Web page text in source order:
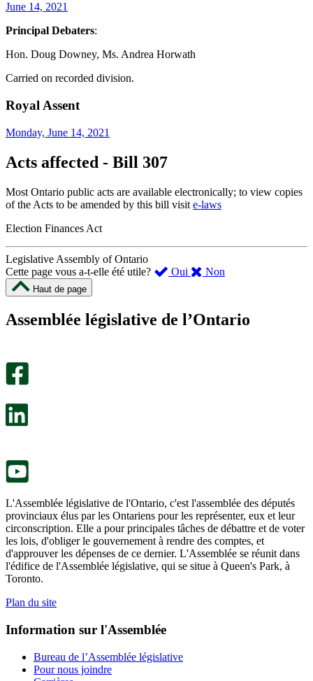
June 14, 2021
Principal Debaters:
Hon. Doug Downey, Ms. Andrea Horwath
Carried on recorded division.
Royal Assent
Monday, June 14, 2021
Acts affected - Bill 307
Most Ontario public acts are available electronically; to view copies
of the Acts to be amended by this bill visit e-laws
Election Finances Act
Legislative Assembly of Ontario
Cette page vous a-t-elle été utile?
Oui ,
été
Non
m’a
Haut de page
Assemblée législative de l’Ontario
L'Assemblée législative de l'Ontario, c'est l'assemblée des députés
provinciaux élus par les Ontariens pour les représenter, eux et leur
circonscription. Elle a pour principales tâches de débattre et de voter
les lois, d'obliger le gouvernement à rendre des comptes, et
d'approuver les dépenses de ce dernier. L'Assemblée se réunit dans
l'édifice de l'Assemblée législative, qui se situe à Queen's Park, à
Toronto.
Plan du site
Information sur l'Assemblée
Bureau de l’Assemblée législative
Pour nous joindre